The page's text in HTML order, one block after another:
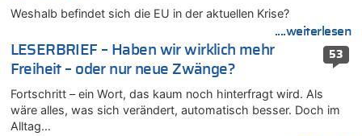
brechen [Fragen & Antworten]
07.08.2026 - 01:03 von Hugo Egon Bernhard von Sinnen zu
Zweite Hitzewelle in diesem Sommer ist jetzt amtlich
07.08.2026 - 00:50 von WK zu
07.08.2026 - 00:06 von 5/11 zu
Mehrere Menschen in Londons City niedergestochen
Weshalb befindet sich die EU in der aktuellen Krise?
....weiterlesen
53
LESERBRIEF – Haben wir wirklich mehr
Freiheit – oder nur neue Zwänge?
Fortschritt – ein Wort, das kaum noch hinterfragt wird. Als
wäre alles, was sich verändert, automatisch besser. Doch im
Alltag…